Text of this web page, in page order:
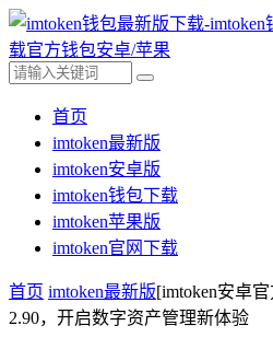
首页
imtoken最新版
imtoken安卓版
imtoken钱包下载
imtoken苹果版
imtoken官网下载
首页 imtoken最新版[imtoken安卓
2.90，开启数字资产管理新体验